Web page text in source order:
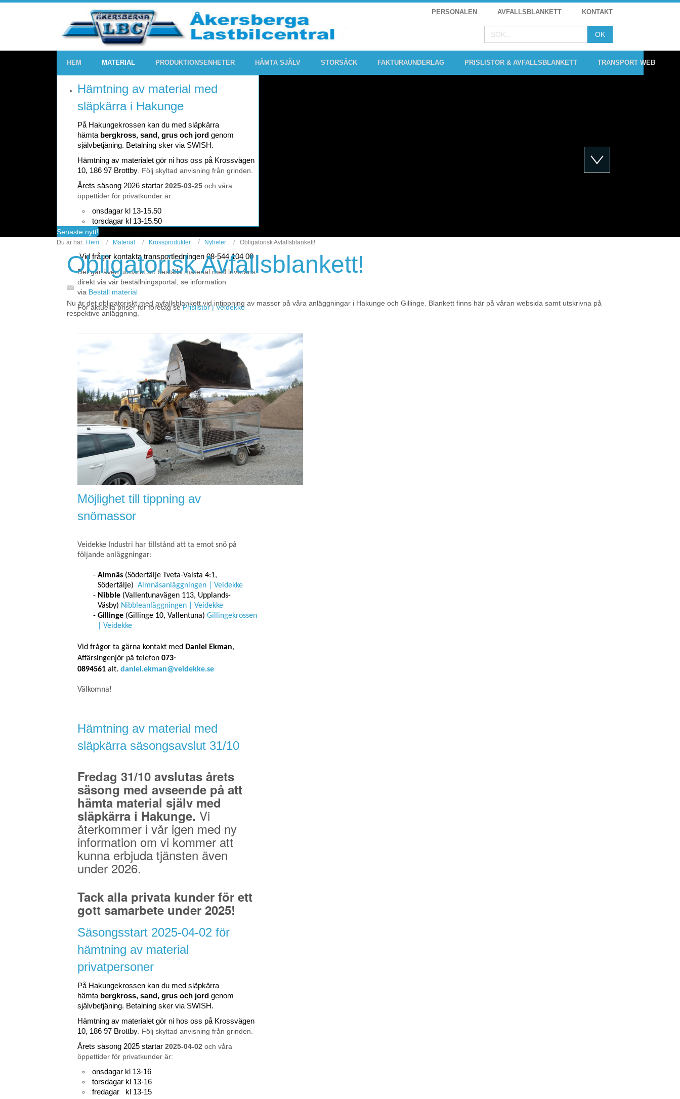
PERSONALEN AVFALLSBLANKETT KONTAKT
HEM MATERIAL PRODUKTIONSENHETER HÄMTA SJÄLV STORSÄCK FAKTURAUNDERLAG PRISLISTOR & AVFALLSBLANKETT TRANSPORT WEB
Hämtning av material med
släpkärra i Hakunge
På Hakungekrossen kan du med släpkärra
hämta bergkross, sand, grus och jord genom
självbetjäning. Betalning sker via SWISH.
Hämtning av materialet gör ni hos oss på Krossvägen
10, 186 97 Brottby . Följ skyltad anvisning från grinden.
Årets säsong 2026 startar 2025-03-25 och våra
öppettider för privatkunder är:
onsdagar kl 13-15.50
torsdagar kl 13-15.50
fredagar kl 13-14.50
Vid frågor kontakta transportledningen 08-544 104 00
Det går även utmärkt att beställa material med leverans
direkt via vår beställningsportal, se information
via Beställ material
För aktuella priser för företag sePrislistor | Veidekke
Möjlighet till tippning av
snömassor
Veidekke Industri har tillstånd att ta emot snö på
följande anläggningar:
Almnäs (Södertälje Tveta-Valsta 4:1,
Södertälje) Almnäsanläggningen | Veidekke
Nibble (Vallentunavägen 113, Upplands-
Väsby) Nibbleanläggningen | Veidekke
Gillinge (Gillinge 10, Vallentuna) Gillingekrossen
| Veidekke
Vid frågor ta gärna kontakt med Daniel Ekman,
Affärsingenjör på telefon 073-
0894561 alt. daniel.ekman@veidekke.se
Välkomna!
Hämtning av material med
släpkärra säsongsavslut 31/10
Fredag 31/10 avslutas årets
säsong med avseende på att
hämta material själv med
släpkärra i Hakunge. Vi
återkommer i vår igen med ny
information om vi kommer att
kunna erbjuda tjänsten även
under 2026.
Tack alla privata kunder för ett
gott samarbete under 2025!
Säsongsstart 2025-04-02 för
hämtning av material
privatpersoner
På Hakungekrossen kan du med släpkärra
hämta bergkross, sand, grus och jord genom
självbetjäning. Betalning sker via SWISH.
Hämtning av materialet gör ni hos oss på Krossvägen
10, 186 97 Brottby . Följ skyltad anvisning från grinden.
Årets säsong 2025 startar 2025-04-02 och våra
öppettider för privatkunder är:
onsdagar kl 13-16
torsdagar kl 13-16
fredagar kl 13-15
Senaste nytt!
Du är här: Hem Material Krossprodukter Nyheter Obligatorisk Avfallsblankett!
Obligatorisk Avfallsblankett!
Nu är det obligatoriskt med avfallsblankett vid intippning av massor på våra anläggningar i Hakunge och Gillinge. Blankett finns här på våran websida samt utskrivna på
respektive anläggning.